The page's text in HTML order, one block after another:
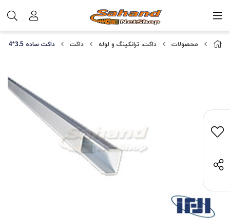
محصولات داکت، ترانکینگ و لوله داکت داکت ساده 3.5*4 البرز